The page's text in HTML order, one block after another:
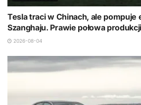
Tesla traci w Chinach, ale pompuje
Szanghaju. Prawie połowa
2026-08-04